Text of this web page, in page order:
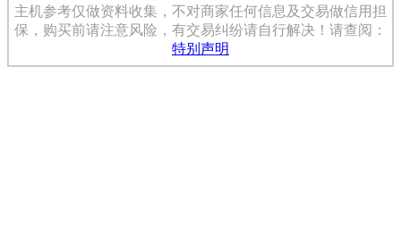
主机参考仅做资料收集，不对商家任何信息及交易做信用担
保，购买前请注意风险，有交易纠纷请自行解决！请查阅：
特别声明